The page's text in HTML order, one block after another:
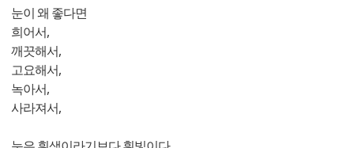
눈이 왜 좋다면
희어서,
깨끗해서,
고요해서,
녹아서,
사라져서,